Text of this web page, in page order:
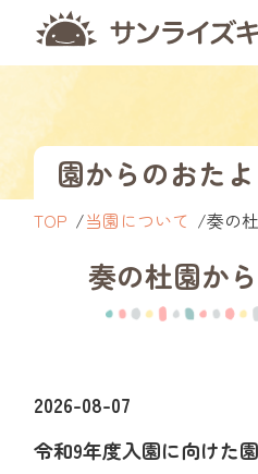
園からのおたよ
TOP 当園について 奏の
奏の杜園か
2026-08-07
令和9年度入園に向けた